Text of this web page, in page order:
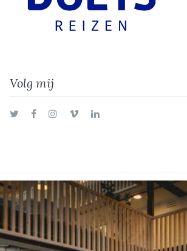
Volg mij
TwitterFacebookInstagram
VimeoLinkedIn